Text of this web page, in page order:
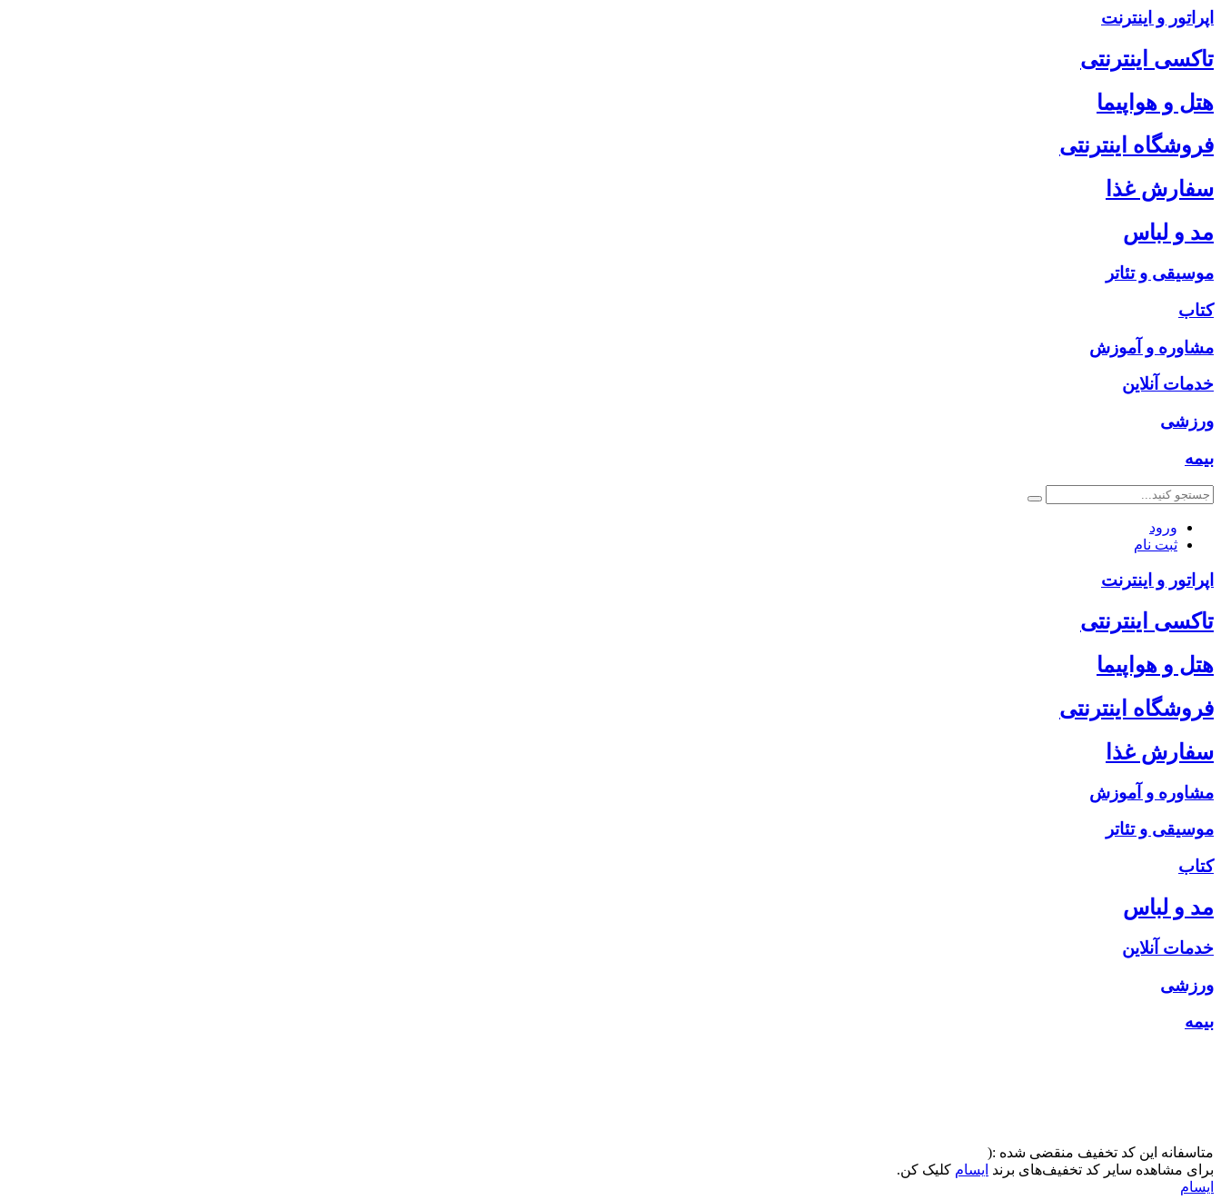
اپراتور و اینترنت
تاکسی اینترنتی
هتل و هواپیما
فروشگاه اینترنتی
سفارش غذا
مد و لباس
موسیقی و تئاتر
کتاب
مشاوره و آموزش
خدمات آنلاین
ورزشی
بیمه
ورود
ثبت نام
اپراتور و اینترنت
تاکسی اینترنتی
هتل و هواپیما
فروشگاه اینترنتی
سفارش غذا
مشاوره و آموزش
موسیقی و تئاتر
کتاب
مد و لباس
خدمات آنلاین
ورزشی
بیمه
متاسفانه این کد تخفیف منقضی شده :(
برای مشاهده سایر کد تخفیف‌های برند ایسام کلیک کن.
ایسام